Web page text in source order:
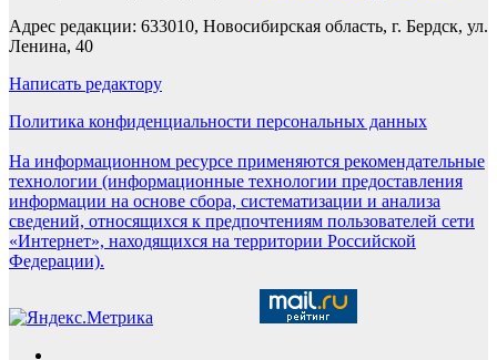
Адрес редакции: 633010, Новосибирская область, г. Бердск, ул.
Ленина, 40
Написать редактору
Политика конфиденциальности персональных данных
На информационном ресурсе применяются рекомендательные
технологии (информационные технологии предоставления
информации на основе сбора, систематизации и анализа
сведений, относящихся к предпочтениям пользователей сети
«Интернет», находящихся на территории Российской
Федерации).